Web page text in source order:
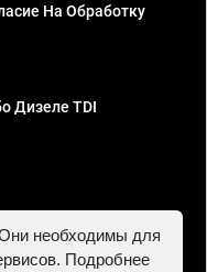
На Обработку
Дизеле TDI
781302555843,
необходимы для
Подробнее